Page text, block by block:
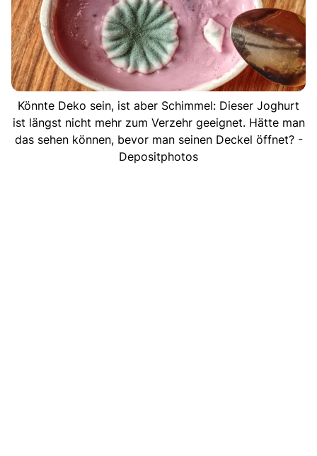
Könnte Deko sein, ist aber Schimmel: Dieser Joghurt
ist längst nicht mehr zum Verzehr geeignet. Hätte man
das sehen können, bevor man seinen Deckel öffnet? -
Depositphotos